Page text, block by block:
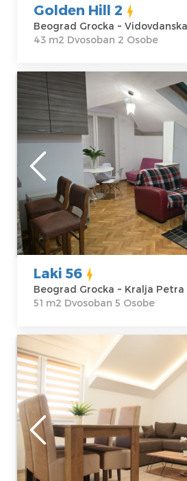
Golden Hill 2
Beograd Grocka ~
43 m2 Dvosoban 2 Osobe
Dvosoban Apartman Laki
Grocka dvosoban stan
Beograd
Lokacija:
Beograd Grocka
Adresa:Kralja
Petra I 13
Cena40 €
Gosti:
m2
Laki 56
Beograd Grocka ~ Kralja Petra
51 m2 Dvosoban 5 Osobe
Dvosoban Apartman
Vinča Moderno opremljen
idealan za boravak do dve
Beograd
Lokacija:
Beograd Grocka
Adresa:
Vidovdanska 2,
Gosti:2
m2